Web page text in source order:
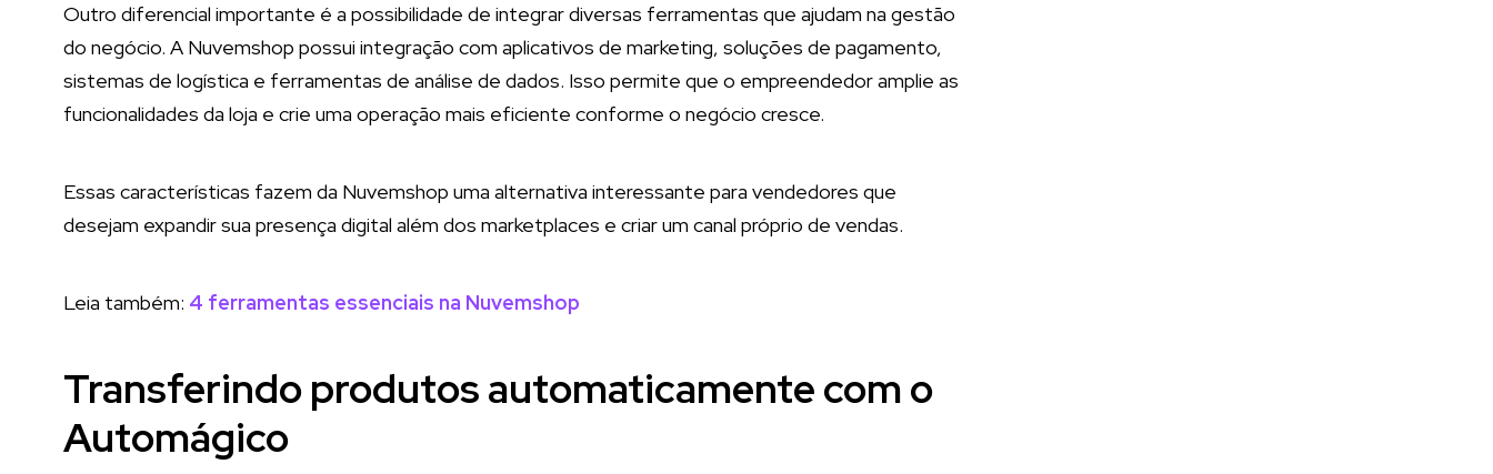
Outro diferencial importante é a possibilidade de integrar diversas ferramentas que ajudam na gestão
do negócio. A Nuvemshop possui integração com aplicativos de marketing, soluções de pagamento,
sistemas de logística e ferramentas de análise de dados. Isso permite que o empreendedor amplie as
funcionalidades da loja e crie uma operação mais eficiente conforme o negócio cresce.
Essas características fazem da Nuvemshop uma alternativa interessante para vendedores que
desejam expandir sua presença digital além dos marketplaces e criar um canal próprio de vendas.
Leia também: 4 ferramentas essenciais na Nuvemshop
Transferindo produtos automaticamente com o
Automágico